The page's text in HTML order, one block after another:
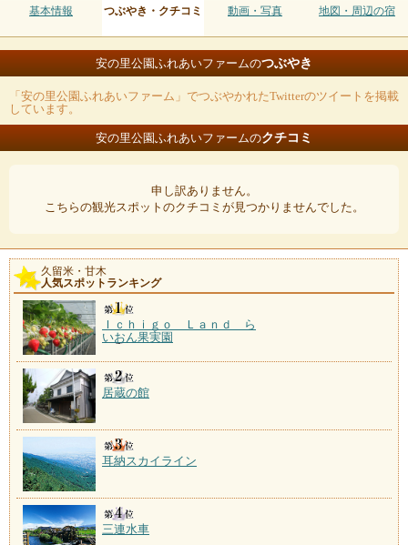
基本情報 つぶやき・クチコミ 動画・写真 地図・周辺の宿
安の里公園ふれあいファームのつぶやき
「安の里公園ふれあいファーム」でつぶやかれたTwitterのツイートを掲載
しています。
安の里公園ふれあいファームのクチコミ
申し訳ありません。
こちらの観光スポットのクチコミが見つかりませんでした。
久留米・甘木
人気スポットランキング
Ｉｃｈｉｇｏ Ｌａｎｄ ら
いおん果実園
居蔵の館
耳納スカイライン
三連水車